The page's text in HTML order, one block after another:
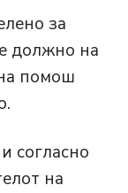
за
должно на
помош
согласно
на